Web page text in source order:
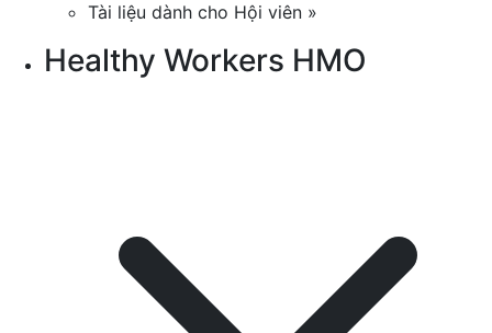
Tài liệu dành cho Hội viên »
Healthy Workers HMO